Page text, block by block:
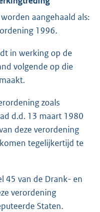
aangehaald als:
1996.
in werking op de
volgende op die
zoals
d.d. 13 maart 1980
deze verordening
tegelijkertijd te
45 van de Drank- en
verordening
Staten.